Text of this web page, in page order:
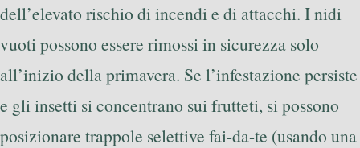
dell’elevato rischio di incendi e di attacchi. I nidi
vuoti possono essere rimossi in sicurezza solo
all’inizio della primavera. Se l’infestazione persiste
e gli insetti si concentrano sui frutteti, si possono
posizionare trappole selettive fai-da-te (usando una